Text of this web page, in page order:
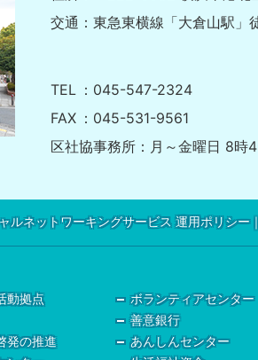
交通
東急東横線「大倉山駅」
TEL
045-547-2324
FAX
045-531-9561
区社協事務所
月～金曜日 8時
ルネットワーキングサービス 運用ポリシー
動拠点
ボランティアセンター
善意銀行
発の推進
あんしんセンター